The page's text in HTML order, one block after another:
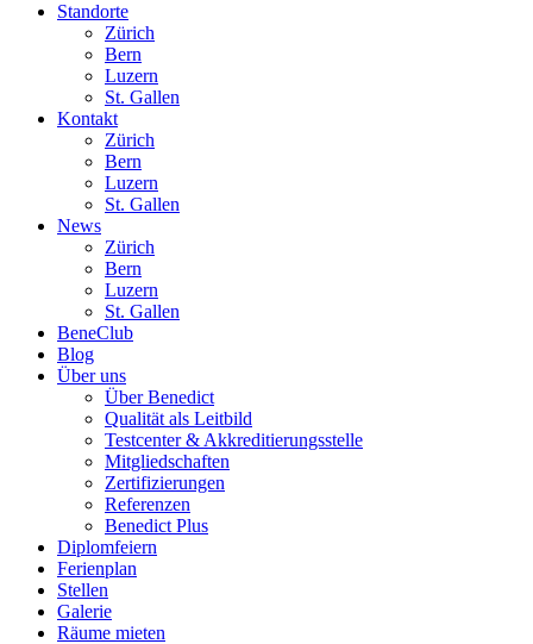
Standorte
Zürich
Bern
Luzern
St. Gallen
Kontakt
Zürich
Bern
Luzern
St. Gallen
News
Zürich
Bern
Luzern
St. Gallen
BeneClub
Blog
Über uns
Über Benedict
Qualität als Leitbild
Testcenter & Akkreditierungsstelle
Mitgliedschaften
Zertifizierungen
Referenzen
Benedict Plus
Diplomfeiern
Ferienplan
Stellen
Galerie
Räume mieten